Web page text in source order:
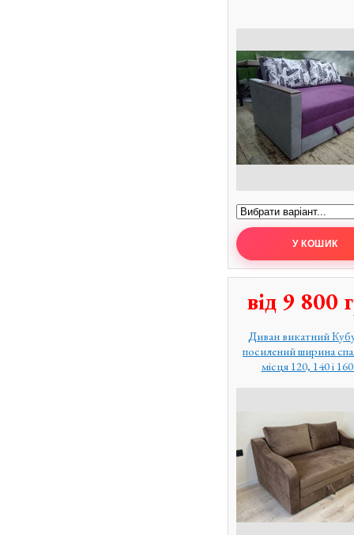
від 9 800
Диван викатний
посилений ширина
місця 120, 140 і